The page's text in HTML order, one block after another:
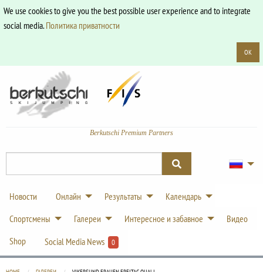
We use cookies to give you the best possible user experience and to integrate
social media.Политика приватности
OK
Berkutschi Premium Partners
Новости Онлайн Результаты
Календарь
Спортсмены
Галереи Интересное и забавное
Видео
Shop
Social Media News 0